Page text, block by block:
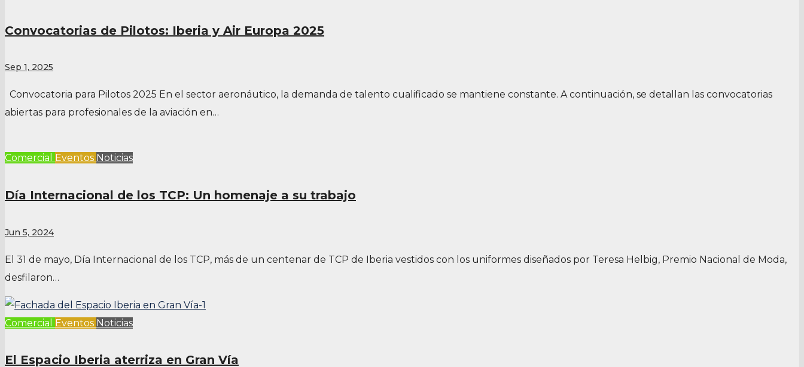
Convocatorias de Pilotos: Iberia y Air Europa 2025
Sep 1, 2025
Convocatoria para Pilotos 2025 En el sector aeronáutico, la demanda de talento cualificado se mantiene constante. A continuación, se detallan las convocatorias
abiertas para profesionales de la aviación en…
Comercial Eventos Noticias
Día Internacional de los TCP: Un homenaje a su trabajo
Jun 5, 2024
El 31 de mayo, Día Internacional de los TCP, más de un centenar de TCP de Iberia vestidos con los uniformes diseñados por Teresa Helbig, Premio Nacional de Moda,
desfilaron…
Comercial Eventos Noticias
El Espacio Iberia aterriza en Gran Vía